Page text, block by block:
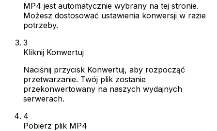
MP4 jest automatycznie wybrany na tej stronie.
Możesz dostosować ustawienia konwersji w razie
potrzeby.
3
Kliknij Konwertuj
Naciśnij przycisk Konwertuj, aby rozpocząć
przetwarzanie. Twój plik zostanie
przekonwertowany na naszych wydajnych
serwerach.
4
Pobierz plik MP4